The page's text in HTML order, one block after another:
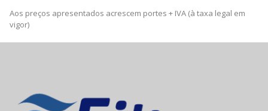
Aos preços apresentados acrescem portes + IVA (à taxa legal em
vigor)